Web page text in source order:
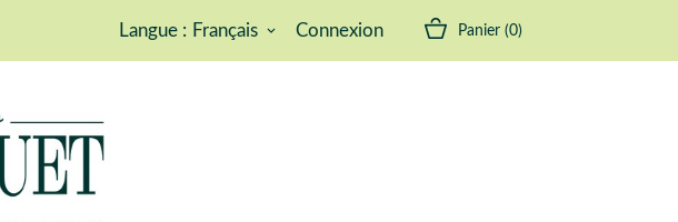
Langue : Français keyboard_arrow_down Connexion Panier (0)